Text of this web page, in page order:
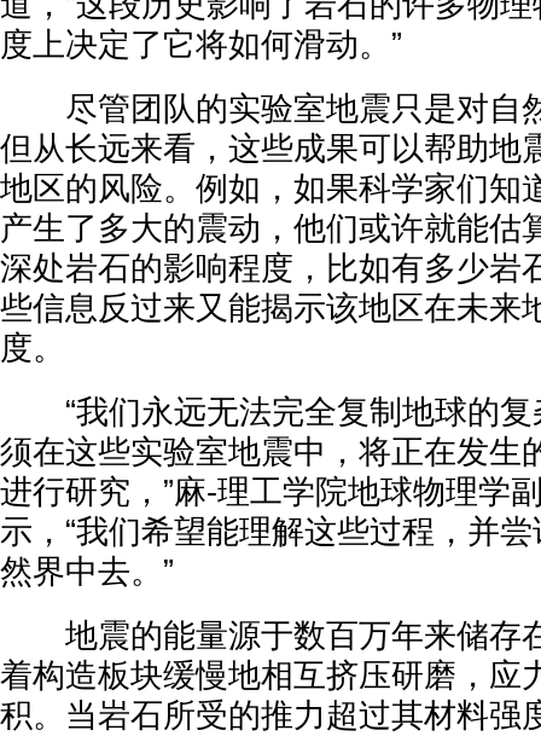
度上决定了它将如何滑动。”
尽管团队的实验室地震只是对自
但从长远来看，这些成果可以帮助地
地区的风险。例如，如果科学家们知
产生了多大的震动，他们或许就能估
深处岩石的影响程度，比如有多少岩
些信息反过来又能揭示该地区在未来
度。
“我们永远无法完全复制地球的复
须在这些实验室地震中，将正在发生
进行研究，”麻-理工学院地球物理学
示，“我们希望能理解这些过程，并
然界中去。”
地震的能量源于数百万年来储存
着构造板块缓慢地相互挤压研磨，应
积。当岩石所受的推力超过其材料强